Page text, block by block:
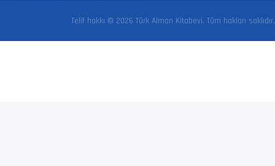
Telif hakkı © 2026 Türk Alman Kitabevi. Tüm hakları saklıdır.